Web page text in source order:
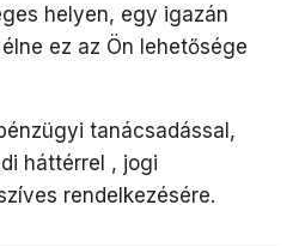
helyen, egy igazán
ez az Ön lehetősége
tanácsadással,
háttérrel , jogi
rendelkezésére.